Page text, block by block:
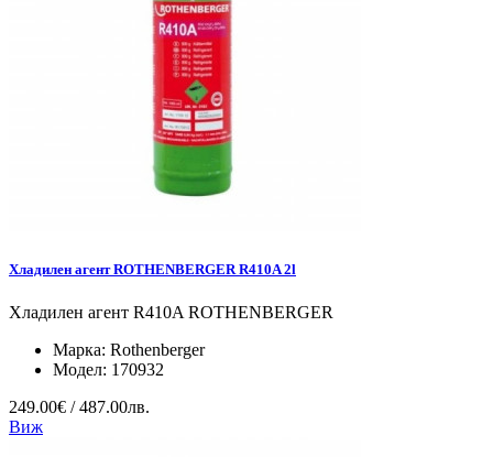
Хладилен агент ROTHENBERGER R410A 2l
Хладилен агент R410A ROTHENBERGER
Марка: Rothenberger
Модел: 170932
249.00€ / 487.00лв.
Виж